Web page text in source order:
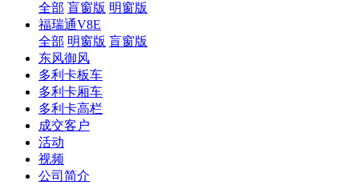
全部 盲窗版 明窗版
福瑞通V8E
全部 明窗版 盲窗版
东风御风
多利卡板车
多利卡厢车
多利卡高栏
成交客户
活动
视频
公司简介